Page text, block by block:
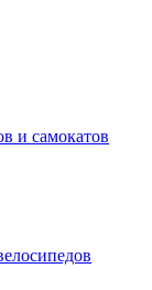
и самокатов